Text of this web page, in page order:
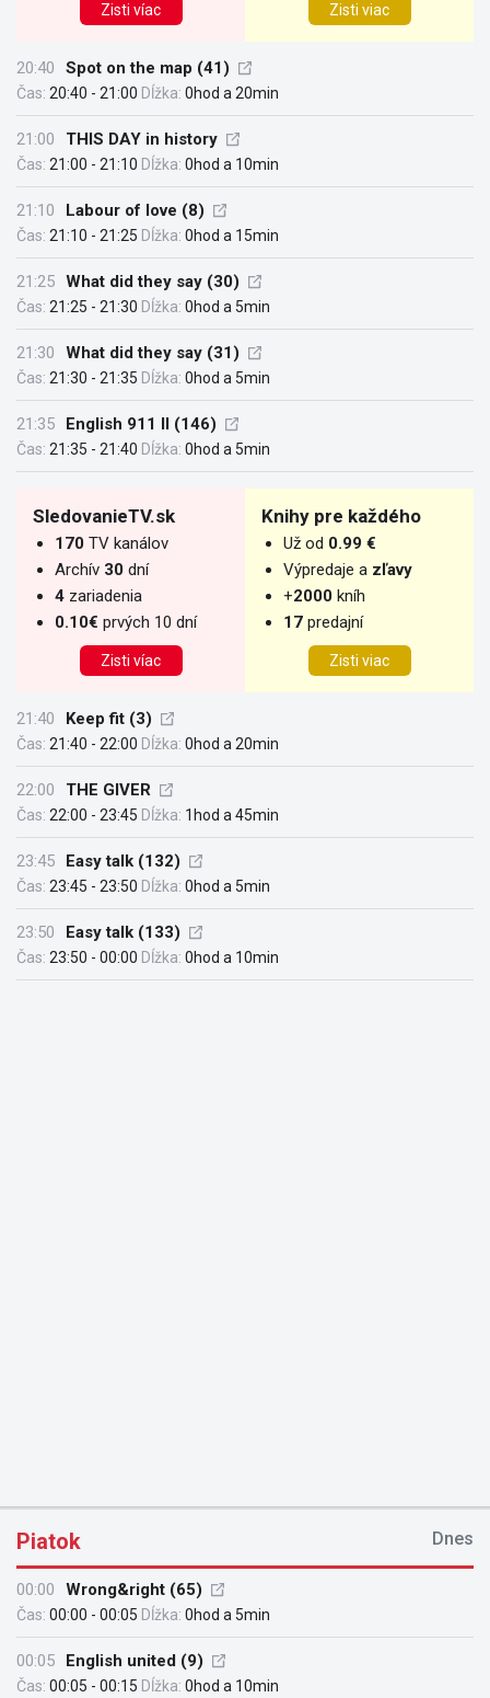
Zisti víac Zisti viac
20:40 Spot on the map (41)
Čas: 20:40 - 21:00 Dĺžka: 0hod a 20min
21:00 THIS DAY in history
Čas: 21:00 - 21:10 Dĺžka: 0hod a 10min
21:10 Labour of love (8)
Čas: 21:10 - 21:25 Dĺžka: 0hod a 15min
21:25 What did they say (30)
Čas: 21:25 - 21:30 Dĺžka: 0hod a 5min
21:30 What did they say (31)
Čas: 21:30 - 21:35 Dĺžka: 0hod a 5min
21:35 English 911 II (146)
Čas: 21:35 - 21:40 Dĺžka: 0hod a 5min
SledovanieTV.sk
170 TV kanálov
Archív 30 dní
4 zariadenia
0.10€ prvých 10 dní
Zisti víac
Knihy pre každého
Už od 0.99 €
Výpredaje a zľavy
+2000 kníh
17 predajní
Zisti viac
21:40 Keep fit (3)
Čas: 21:40 - 22:00 Dĺžka: 0hod a 20min
22:00 THE GIVER
Čas: 22:00 - 23:45 Dĺžka: 1hod a 45min
23:45 Easy talk (132)
Čas: 23:45 - 23:50 Dĺžka: 0hod a 5min
23:50 Easy talk (133)
Čas: 23:50 - 00:00 Dĺžka: 0hod a 10min
Piatok Dnes
00:00 Wrong&right (65)
Čas: 00:00 - 00:05 Dĺžka: 0hod a 5min
00:05 English united (9)
Čas: 00:05 - 00:15 Dĺžka: 0hod a 10min